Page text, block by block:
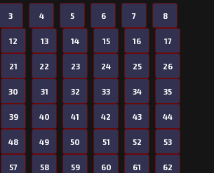
3 4 5 6 7 8
12 13 14 15 16 17
21 22 23 24 25 26
30 31 32 33 34 35
39 40 41 42 43 44
48 49 50 51 52 53
57 58 59 60 61 62